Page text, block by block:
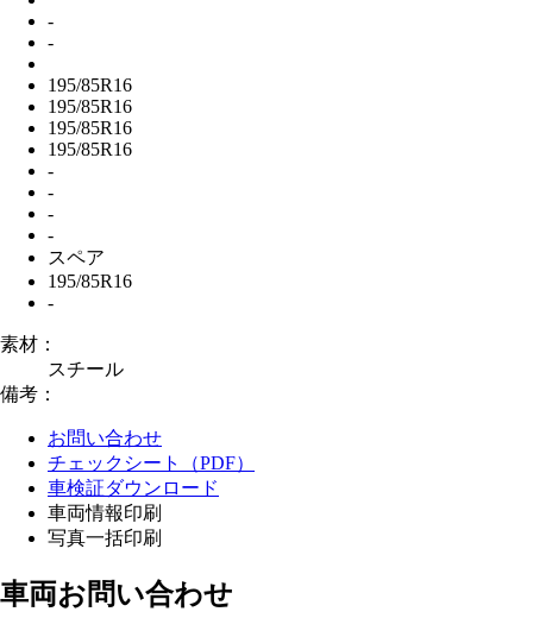
-
-
195/85R16
195/85R16
195/85R16
195/85R16
-
-
-
-
スペア
195/85R16
-
素材：
スチール
備考：
お問い合わせ
チェックシート（PDF）
車検証ダウンロード
車両情報印刷
写真一括印刷
車両お問い合わせ